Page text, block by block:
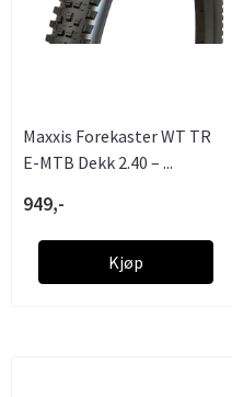
Maxxis Forekaster WT TR
E-MTB Dekk 2.40 – ...
949,-
Kjøp